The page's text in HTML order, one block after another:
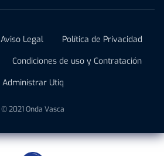
Aviso Legal
Política de Privacidad
Condiciones de uso y Contratación
Administrar Utiq
© 2021 Onda Vasca